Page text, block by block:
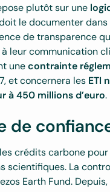
plutôt sur une
le documenter
de transparence
leur communication
unecontrainte
et concernera les ETI
à 450 millions d’euro.
de
crédits carbone
scientifiques. La
Earth Fund.